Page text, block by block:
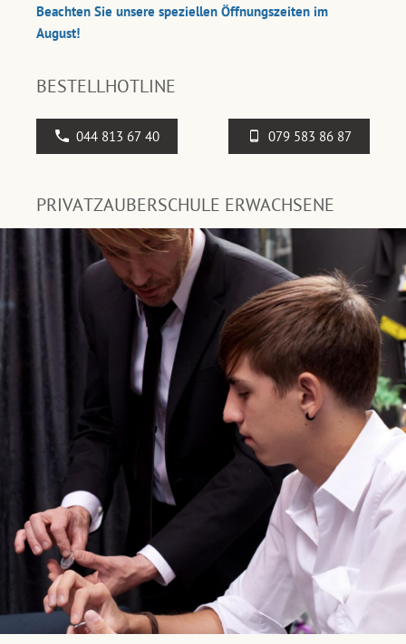
Beachten Sie unsere speziellen Öffnungszeiten im
August!
BESTELLHOTLINE
044 813 67 40 079 583 86 87
PRIVATZAUBERSCHULE ERWACHSENE